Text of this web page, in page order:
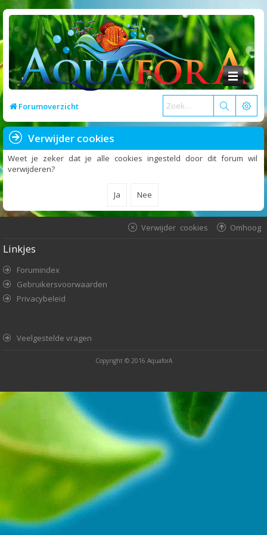
Forumoverzicht
Verwijder cookies
Weet je zeker dat je alle cookies ingesteld door dit forum wil
verwijderen?
Omhoog
Verwijder cookies
Linkjes
Forumindex
Gebruikersvoorwaarden
Privacybeleid
Veelgestelde vragen
Copyright © 2016 AquaforA